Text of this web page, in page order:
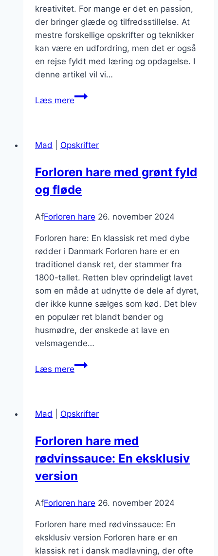
kreativitet. For mange er det en passion,
der bringer glæde og tilfredsstillelse. At
mestre forskellige opskrifter og teknikker
kan være en udfordring, men det er også
en rejse fyldt med læring og opdagelse. I
denne artikel vil vi…
Læs meremin
Mad Opskrifter
Forloren hare med grønt fyld
og fløde
AfForloren hare 26. november 2024
Forloren hare: En klassisk ret med dybe
rødder i Danmark Forloren hare er en
traditionel dansk ret, der stammer fra
1800-tallet. Retten blev oprindeligt lavet
som en måde at udnytte de dele af dyret,
der ikke kunne sælges som kød. Det blev
en populær ret blandt bønder og
husmødre, der ønskede at lave en
velsmagende…
Læs mereForloren
fyld
fløde
Mad Opskrifter
Forloren hare med
rødvinssauce: En eksklusiv
version
AfForloren hare 26. november 2024
Forloren hare med rødvinssauce: En
eksklusiv version Forloren hare er en
klassisk ret i dansk madlavning, der ofte